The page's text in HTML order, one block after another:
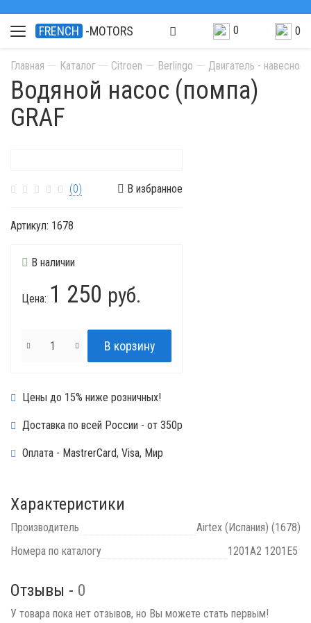
FRENCH -MOTORS 0 0
Главная Каталог Citroen Berlingo Двигатель - навесное
Водяной насос (помпа)
GRAF
(0) В избранное
Артикул: 1678
В наличии
Цена: 1 250 руб.
Цены до 15% ниже розничных!
Доставка по всей России - от 350р
Оплата - MastrerCard, Visa, Мир
Характеристики
Производитель
Airtex (Испания) (1678)
Номера по каталогу
1201A2 1201E5
Отзывы - 0
У товара пока нет отзывов, но Вы можете стать первым!